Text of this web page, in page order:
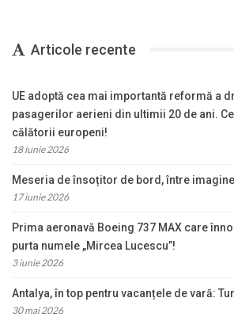
Articole recente
UE adoptă cea mai importantă reformă a
pasagerilor aerieni din ultimii 20 de ani.
călătorii europeni!
18 iunie 2026
Meseria de însoțitor de bord, între
17 iunie 2026
Prima aeronavă Boeing 737 MAX care
purta numele „Mircea Lucescu”!
3 iunie 2026
Antalya, în top pentru vacanțele de vară:
30 mai 2026